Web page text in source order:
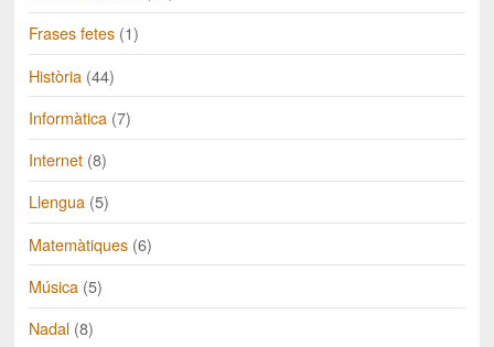
Frases fetes (1)
Història (44)
Informàtica (7)
Internet (8)
Llengua (5)
Matemàtiques (6)
Música (5)
Nadal (8)